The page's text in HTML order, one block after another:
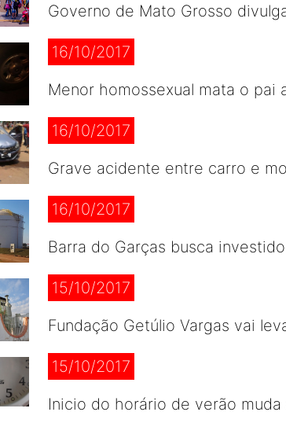
Governo de Mato Grosso
16/10/2017
Menor homossexual mata o
16/10/2017
Grave acidente entre carro e
16/10/2017
Barra do Garças busca
15/10/2017
Fundação Getúlio Vargas vai
15/10/2017
Inicio do horário de verão